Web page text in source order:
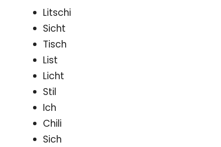
Litschi
Sicht
Tisch
List
Licht
Stil
Ich
Chili
Sich